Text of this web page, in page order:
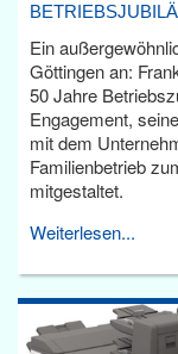
Ein
Göttingen an:
50 Jahre
Engagement,
mit dem
Familienbetrieb
mitgestaltet.
Weiterlesen...